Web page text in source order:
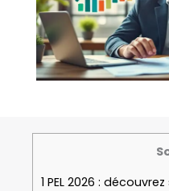
1 PEL 2026 :